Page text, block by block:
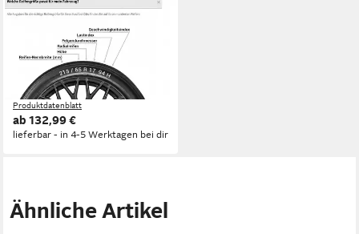
GT RADIAL
GT Radial Ganzjahresreifen
GT RADIAL
Kraftstoffeffizienz
Produktdatenblatt
Nasshaftung
Produktdatenblatt
ab 132,99 €
lieferbar - in 4-5 Werktagen bei dir
Ähnliche Artikel